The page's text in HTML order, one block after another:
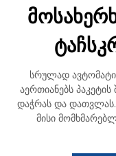
სრულად
აერთიანებს პაკეტის
დაჭრას და დათვლას.
მისი